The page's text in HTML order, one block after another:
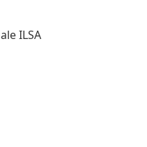
ILSA